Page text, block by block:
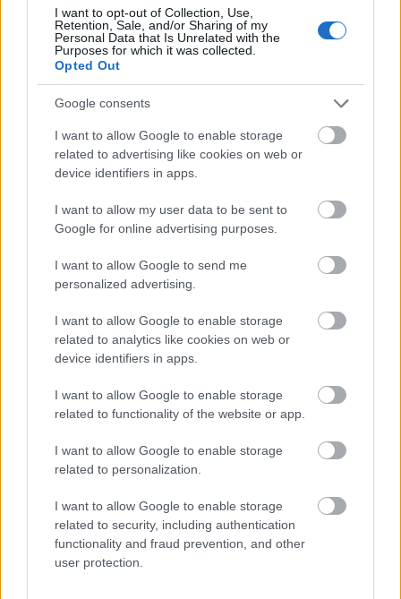
I want to opt-out of Collection, Use,
Retention, Sale, and/or Sharing of my
Personal Data that Is Unrelated with the
Purposes for which it was collected.
Opted Out
Google consents
I want to allow Google to enable storage
related to advertising like cookies on web or
device identifiers in apps.
I want to allow my user data to be sent to
Google for online advertising purposes.
I want to allow Google to send me
personalized advertising.
I want to allow Google to enable storage
related to analytics like cookies on web or
device identifiers in apps.
I want to allow Google to enable storage
related to functionality of the website or app.
I want to allow Google to enable storage
related to personalization.
I want to allow Google to enable storage
related to security, including authentication
functionality and fraud prevention, and other
user protection.
Szakirányú továbbképzésekkel segíti
idén is a társadalmi kihívások
leküzdését a Gál Ferenc Egyetem
Országos hírek
A LAKOSSÁGRA IS FONTOS SZEREP HÁRUL A
SZÚNYOGINVÁZIÓ ELKERÜLÉSÉBEN
Túlfogyasztás napja - július 30-ra felhasználta az
emberiség a Föld egész évre elegendő erőforrásait
Ma van idén a túlfogyasztás világnapja: az emberiség eddigre
használta fel mindazokat a természeti erőforrásokat, amelyeket
bolygónk egy év alatt képes megújítani. Ettől a naptól kezdve
ökológiai értelemben már „hitelből élünk” – hívta fel a figyelmet
közleményében a WWF Magyarország.
Beindult az őszibarackszezon, szeptemberig élvezhetjük
A világon évente mintegy 25 millió tonna őszibarack terem, Kína
- csaknem 17 millió tonnával - messze a legnagyobb termelő.